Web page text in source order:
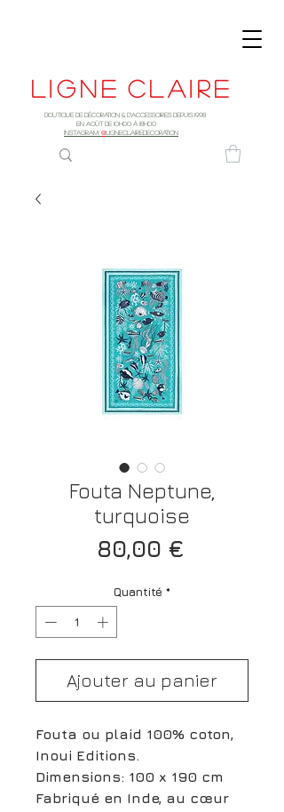
Ligne claire
Boutique de décoration & d'accessoires depuis 1998
EN AOûT DE 10h00 à 18H00
INSTAGRAM: @LIGNECLAIREDECORATION
Fouta Neptune,
turquoise
80,00 €Prix
Quantité *
Ajouter au panier
Fouta ou plaid 100% coton,
Inoui Editions.
Dimensions: 100 x 190 cm
Fabriqué en Inde, au cœur